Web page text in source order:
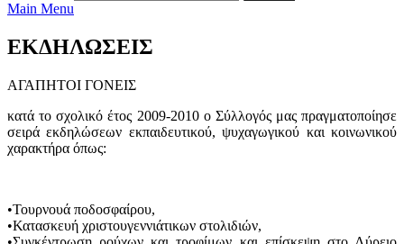
Main Menu
ΕΚΔΗΛΩΣΕΙΣ
ΑΓΑΠΗΤΟΙ ΓΟΝΕΙΣ
κατά το σχολικό έτος 2009-2010 ο Σύλλογός μας πραγματοποίησε
σειρά εκδηλώσεων εκπαιδευτικού, ψυχαγωγικού και κοινωνικού
χαρακτήρα όπως:
•Τουρνουά ποδοσφαίρου,
•Κατασκευή χριστουγεννιάτικων στολιδιών,